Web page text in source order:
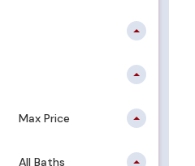
Max Price
All Baths